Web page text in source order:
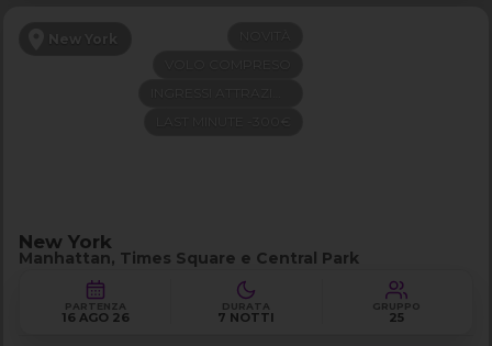
New York
New York
Manhattan, Times Square e Central Park
PARTENZA
16 AGO 26
DURATA
7 NOTTI
GRUPPO
25